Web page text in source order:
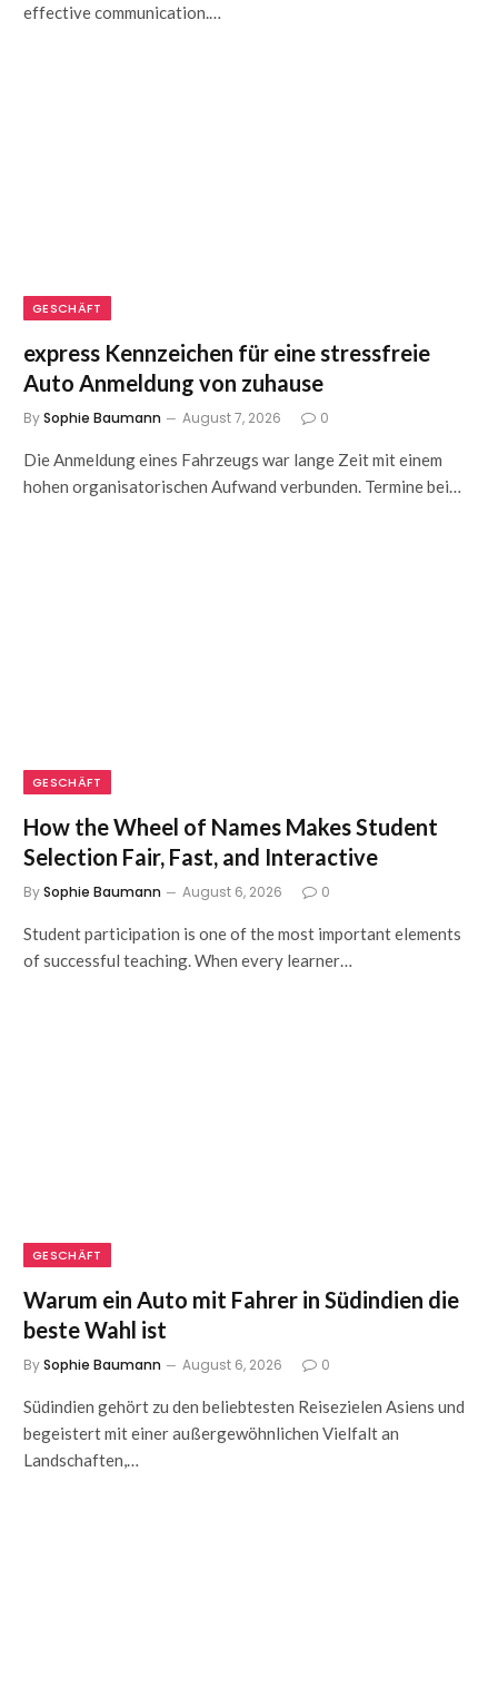
effective communication.…
GESCHÄFT
express Kennzeichen für eine stressfreie
Auto Anmeldung von zuhause
BySophie Baumann August 7, 2026 0
Die Anmeldung eines Fahrzeugs war lange Zeit mit einem
hohen organisatorischen Aufwand verbunden. Termine bei…
GESCHÄFT
How the Wheel of Names Makes Student
Selection Fair, Fast, and Interactive
BySophie Baumann August 6, 2026 0
Student participation is one of the most important elements
of successful teaching. When every learner…
GESCHÄFT
Warum ein Auto mit Fahrer in Südindien die
beste Wahl ist
BySophie Baumann August 6, 2026 0
Südindien gehört zu den beliebtesten Reisezielen Asiens und
begeistert mit einer außergewöhnlichen Vielfalt an
Landschaften,…